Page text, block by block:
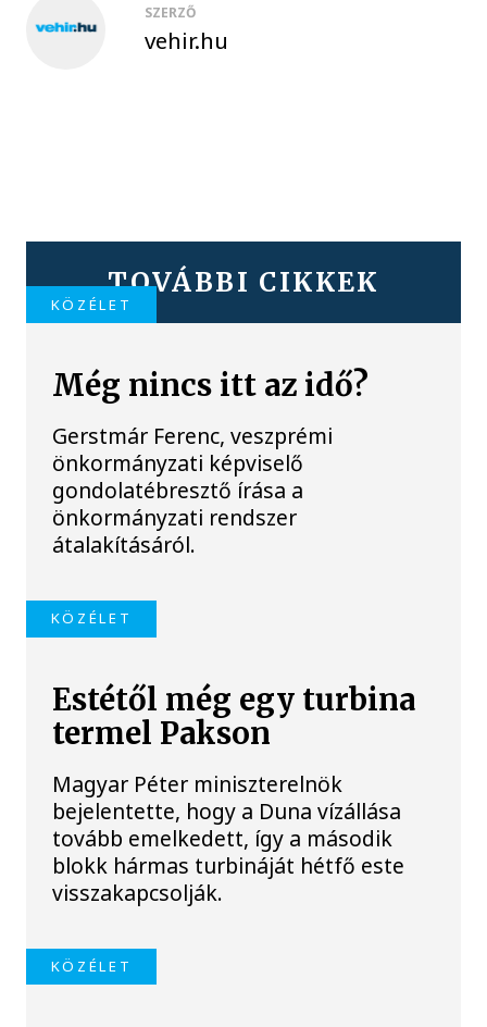
SZERZŐ
vehir.hu
TOVÁBBI CIKKEK
KÖZÉLET
Még nincs itt az idő?
Gerstmár Ferenc, veszprémi
önkormányzati képviselő
gondolatébresztő írása a
önkormányzati rendszer
átalakításáról.
KÖZÉLET
Estétől még egy turbina
termel Pakson
Magyar Péter miniszterelnök
bejelentette, hogy a Duna vízállása
tovább emelkedett, így a második
blokk hármas turbináját hétfő este
visszakapcsolják.
KÖZÉLET